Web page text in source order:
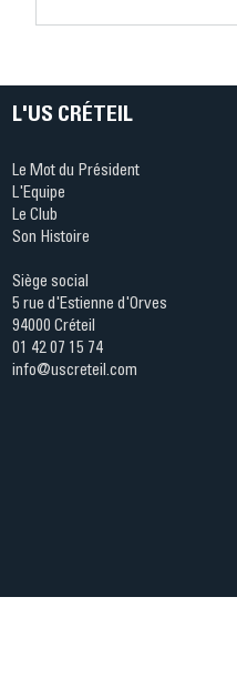
Ping ? Quand le
L'US CRÉTEIL
Le Mot du Président
L'Equipe
Le Club
Son Histoire
Siège social
5 rue d'Estienne d'Orves
94000 Créteil
01 42 07 15 74
info@uscreteil.com